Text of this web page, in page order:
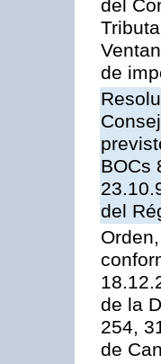
del
de
BOCs
del
de la
254,
de